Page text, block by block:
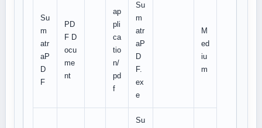
Su
m
atr
aP
D
F
PD
F D
ocu
me
nt
ap
pli
ca
tio
n/
pd
f
Su
m
atr
aP
D
F.
ex
e
M
ed
iu
m
Su